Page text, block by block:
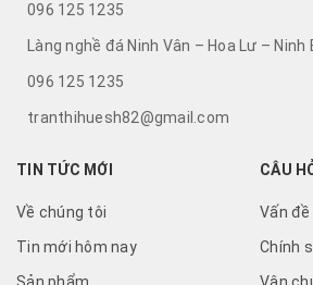
096 125 1235
Làng nghề đá Ninh Vân – Hoa Lư – Ninh
096 125 1235
tranthihuesh82@gmail.com
TIN TỨC MỚI
Về chúng tôi
Tin mới hôm nay
CÂU
Vấn
Chính